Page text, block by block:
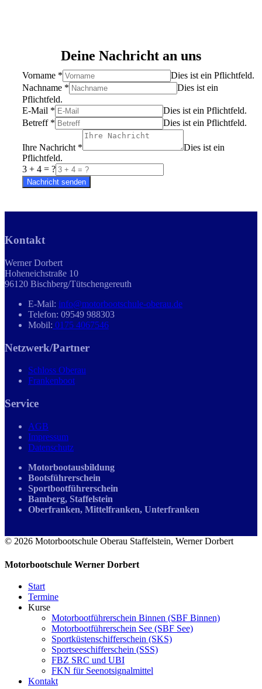
Deine Nachricht an uns
Vorname *
Dies ist ein Pflichtfeld.
Nachname *
Dies ist ein
Pflichtfeld.
E-Mail *
Dies ist ein Pflichtfeld.
Betreff* Dies ist ein Pflichtfeld.
Ihre Nachricht *
Dies ist ein
Pflichtfeld.
3 + 4 = ?
Nachricht senden
Kontakt
Werner Dorbert
Hoheneichstraße 10
96120 Bischberg/Tütschengereuth
E-Mail: info@motorbootschule-oberau.de
Telefon: 09549 988303
Mobil: 0175 4067546
Netzwerk/Partner
Schloss Oberau
Frankenboot
Service
AGB
Impressum
Datenschutz
Motorbootausbildung
Bootsführerschein
Sportbootführerschein
Bamberg, Staffelstein
Oberfranken, Mittelfranken, Unterfranken
© 2026 Motorbootschule Oberau Staffelstein, Werner Dorbert
Motorbootschule Werner Dorbert
Start
Termine
Kurse
Motorbootführerschein Binnen (SBF Binnen)
Motorbootführerschein See (SBF See)
Sportküstenschifferschein (SKS)
Sportseeschifferschein (SSS)
FBZ SRC und UBI
FKN für Seenotsignalmittel
Kontakt